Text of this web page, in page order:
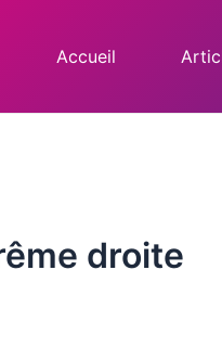
Accueil
droite